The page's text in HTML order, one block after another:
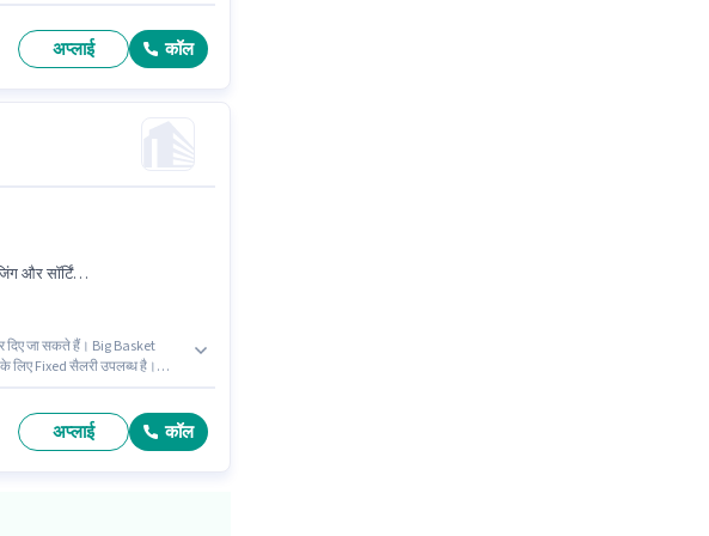
अप्लाई कॉल
बैंक अकाउंट
दिए जा सकते हैं। Big Basket
लिए Fixed सैलरी उपलब्ध है।
अप्लाई कॉल